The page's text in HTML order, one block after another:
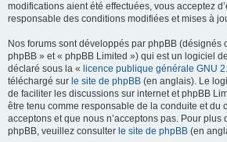
modifications aient été effectuées, vous acceptez
responsable des conditions modifiées et mises à
Nos forums sont développés par phpBB (désignés
phpBB » et « phpBB Limited ») qui est un logiciel
déclaré sous la « licence publique générale GNU
téléchargé sur le site de phpBB (en anglais). Le
de faciliter les discussions sur internet et phpBB
être tenu comme responsable de la conduite et du
acceptons et que nous n’acceptons pas. Pour plus
phpBB, veuillez consulter le site de phpBB (en